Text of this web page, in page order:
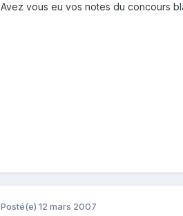
Avez vous eu vos notes du concours
Posté(e) 12 mars 2007